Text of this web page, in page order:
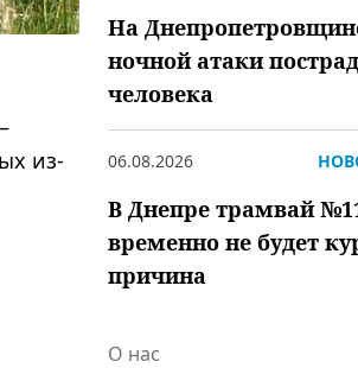
из-
На
ночной атаки
человека
06.08.2026
В Днепре трамвай
временно не будет
причина
О нас